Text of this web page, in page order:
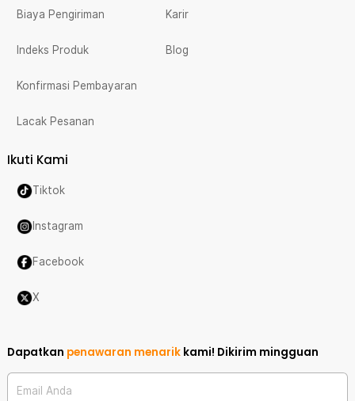
Biaya Pengiriman
Indeks Produk
Konfirmasi Pembayaran
Lacak Pesanan
Karir
Blog
Ikuti Kami
Tiktok
Instagram
Facebook
X
Dapatkan penawaran menarik kami! Dikirim mingguan
Email Anda